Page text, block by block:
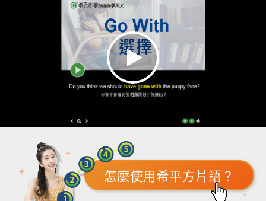
怎麼使用希平方片語？